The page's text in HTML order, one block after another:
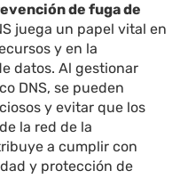
de fuga de
juega un papel vital en
y en la
datos. Al gestionar
DNS, se pueden
y evitar que los
la red de la
a cumplir con
y protección de